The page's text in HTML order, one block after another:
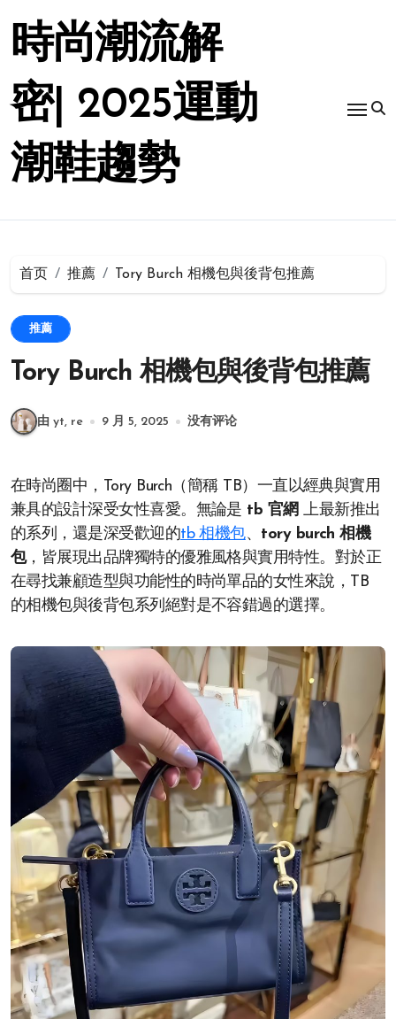
時尚潮流解
密| 2025運動
潮鞋趨勢
首页 推薦 Tory Burch 相機包與後背包推薦
推薦
Tory Burch 相機包與後背包推薦
由 yt, re 9 月 5, 2025 没有评论
在時尚圈中，Tory Burch（簡稱 TB）一直以經典與實用
兼具的設計深受女性喜愛。無論是 tb 官網上最新推出
的系列，還是深受歡迎的tb 相機包、 tory burch 相機
包，皆展現出品牌獨特的優雅風格與實用特性。對於正
在尋找兼顧造型與功能性的時尚單品的女性來說，TB
的相機包與後背包系列絕對是不容錯過的選擇。